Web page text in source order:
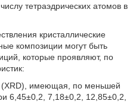
тетраэдрических атомов в
кристаллические
композиции могут быть
которые проявляют, по
(XRD), имеющая, по меньшей
6,45±0,2, 7,18±0,2, 12,85±0,2,